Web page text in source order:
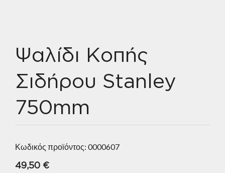
Ψαλίδι Κοπής
Σιδήρου Stanley
750mm
Κωδικός προϊόντος: 0000607
49,50 €